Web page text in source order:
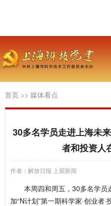
首页 >> 媒体看点
30多名学员走进上海未
者和投资人
作者：解放日报 上观新闻
本周四和周五，30多名学员
加“N计划”第一期科学家·创业者